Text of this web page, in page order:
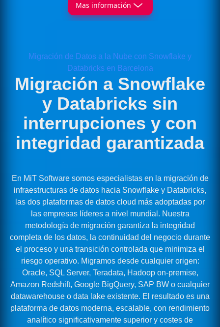
Mas información
Migración de Datos a la Nube con Snowflake y
Databricks en Barcelona
Migración a Snowflake
y Databricks sin
interrupciones y con
integridad garantizada
En MiT Software somos especialistas en la migración de
infraestructuras de datos hacia Snowflake y Databricks,
las dos plataformas de datos cloud más adoptadas por
las empresas líderes a nivel mundial. Nuestra
metodología de migración garantiza la integridad
completa de los datos, la continuidad del negocio durante
el proceso y una transición controlada que minimiza el
riesgo operativo. Migramos desde cualquier origen:
Oracle, SQL Server, Teradata, Hadoop on-premise,
Amazon Redshift, Google BigQuery, SAP BW o cualquier
datawarehouse o data lake existente. El resultado es una
plataforma de datos moderna, escalable, con rendimiento
analítico significativamente superior y costes de